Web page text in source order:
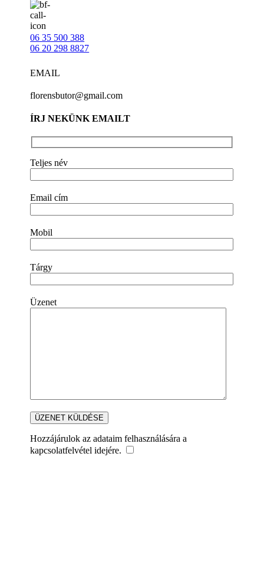
06 35 500 388
06 20 298 8827
EMAIL
florensbutor@gmail.com
ÍRJ NEKÜNK EMAILT
Teljes név
Email cím
Mobil
Tárgy
Üzenet
Hozzájárulok az adataim felhasználására a
kapcsolatfelvétel idejére.